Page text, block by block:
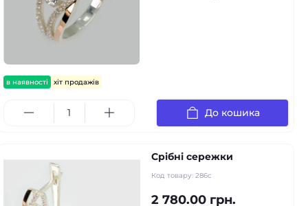
в наявності хіт продажів
До кошика
Срібні сережки
Код товару: 286с
2 780.00 грн.